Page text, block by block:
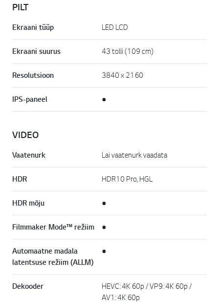
PILT
Ekraani tüüp LED LCD
Ekraani suurus 43 tolli (109 cm)
Resolutsioon 3840 x 2160
IPS-paneel ●
VIDEO
Vaatenurk Lai vaatenurk vaadata
HDR HDR10 Pro, HGL
HDR mõju ●
Filmmaker Mode™ režiim ●
Automaatne madala
latentsuse režiim (ALLM)
●
Dekooder
HEVC: 4K 60p / VP9: 4K 60p /
AV1: 4K 60p